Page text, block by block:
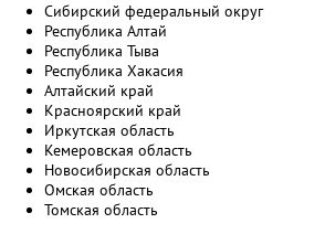
Сибирский федеральный округ
Республика Алтай
Республика Тыва
Республика Хакасия
Алтайский край
Красноярский край
Иркутская область
Кемеровская область
Новосибирская область
Омская область
Томская область